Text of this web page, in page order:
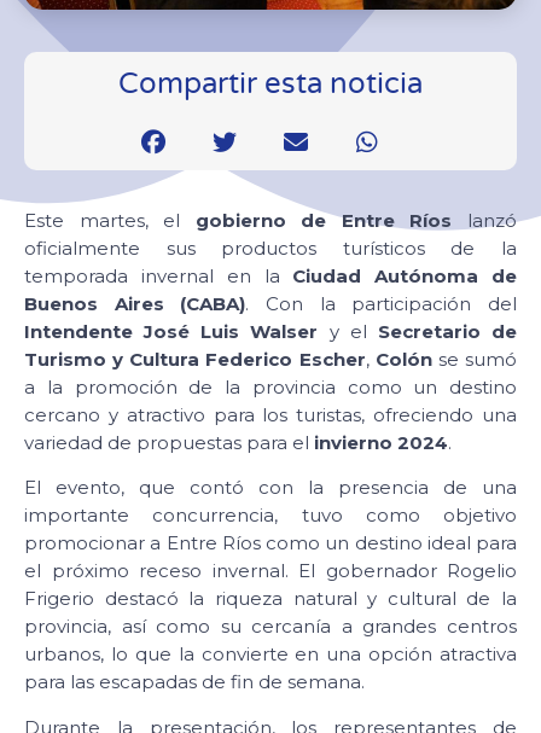
Compartir esta noticia
Este martes, el gobierno de Entre Ríos lanzó
oficialmente sus productos turísticos de la
temporada invernal en la Ciudad Autónoma de
Buenos Aires (CABA). Con la participación del
Intendente José Luis Walser y el Secretario de
Turismo y Cultura Federico Escher, Colón se sumó
a la promoción de la provincia como un destino
cercano y atractivo para los turistas, ofreciendo una
variedad de propuestas para el invierno 2024.
El evento, que contó con la presencia de una
importante concurrencia, tuvo como objetivo
promocionar a Entre Ríos como un destino ideal para
el próximo receso invernal. El gobernador Rogelio
Frigerio destacó la riqueza natural y cultural de la
provincia, así como su cercanía a grandes centros
urbanos, lo que la convierte en una opción atractiva
para las escapadas de fin de semana.
Durante la presentación, los representantes de